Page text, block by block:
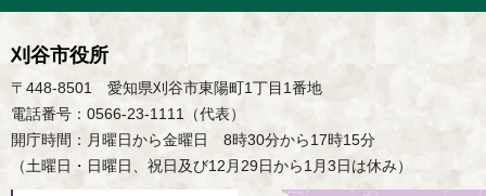
刈谷市役所
〒448-8501 愛知県刈谷市東陽町1丁目1番地
電話番号：0566-23-1111（代表）
開庁時間：月曜日から金曜日 8時30分から17時15分
（土曜日・日曜日、祝日及び12月29日から1月3日は休み）